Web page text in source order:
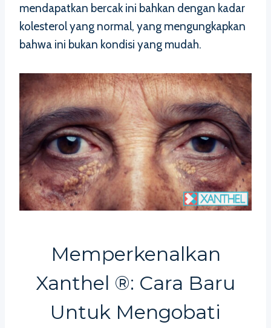
mendapatkan bercak ini bahkan dengan kadar
kolesterol yang normal, yang mengungkapkan
bahwa ini bukan kondisi yang mudah.
Memperkenalkan
Xanthel ®: Cara Baru
Untuk Mengobati